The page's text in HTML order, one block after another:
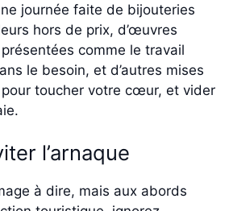
journée faite de bijouteries
hors de prix, d’œuvres
comme le travail
le besoin, et d’autres mises
toucher votre cœur, et vider
l’arnaque
à dire, mais aux abords